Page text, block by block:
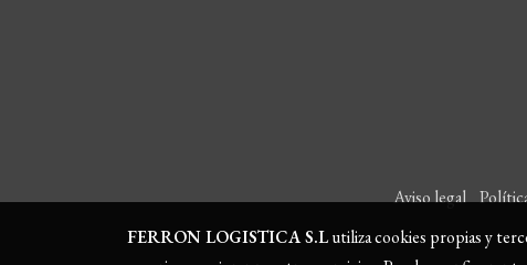
Aviso legal
FERRON LOGISTICA S.Lutiliza cookies propias y